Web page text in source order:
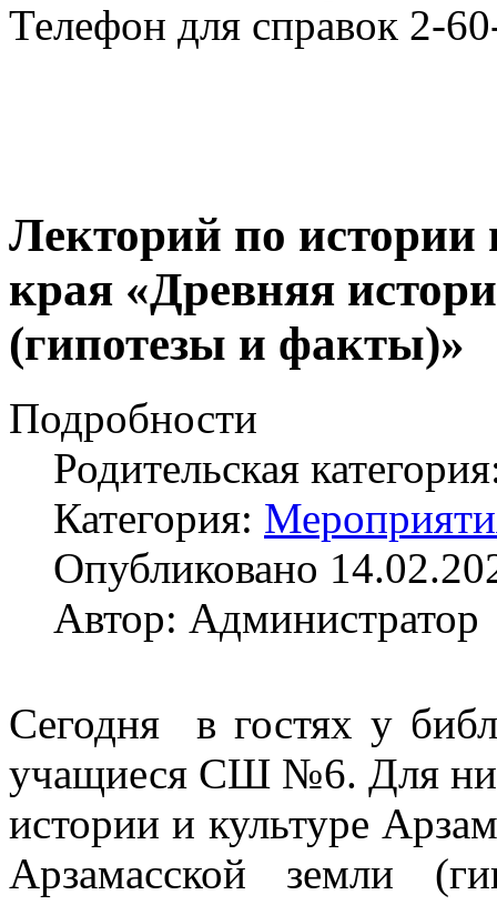
Телефон для справок 2-
Лекторий по истории
края «Древняя
(гипотезы и факты)»
Подробности
Родительская
Категория:
Опубликовано
Автор: Администратор
Сегодня в гостях у
учащиеся СШ №6. Для
истории и культуре
Арзамасской земли